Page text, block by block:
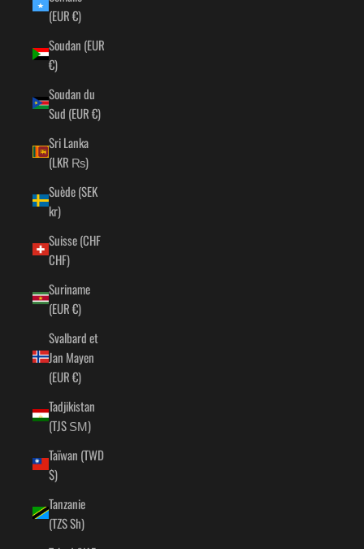
(EUR €)
Soudan (EUR
€)
Soudan du
Sud (EUR €)
Sri Lanka
(LKR ₨)
Suède (SEK
kr)
Suisse (CHF
CHF)
Suriname
(EUR €)
Svalbard et
Jan Mayen
(EUR €)
Tadjikistan
(TJS ЅМ)
Taïwan (TWD
$)
Tanzanie
(TZS Sh)